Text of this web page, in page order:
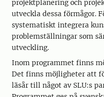
projektplanering och
utveckla dessa förmågor.
systematiskt integrera
problemställningar som
utveckling.
Inom programmet finns
Det finns möjligheter att
läsår till något av SLU:s